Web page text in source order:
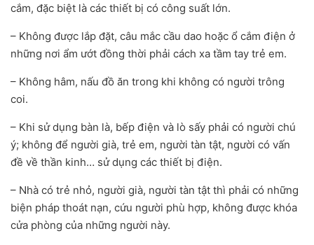
cắm, đặc biệt là các thiết bị có công suất lớn.
– Không được lắp đặt, câu mắc cầu dao hoặc ổ cắm điện ở
những nơi ẩm ướt đồng thời phải cách xa tầm tay trẻ em.
– Không hâm, nấu đồ ăn trong khi không có người trông
coi.
– Khi sử dụng bàn là, bếp điện và lò sấy phải có người chú
ý; không để người già, trẻ em, người tàn tật, người có vấn
đề về thần kinh… sử dụng các thiết bị điện.
– Nhà có trẻ nhỏ, người già, người tàn tật thì phải có những
biện pháp thoát nạn, cứu người phù hợp, không được khóa
cửa phòng của những người này.